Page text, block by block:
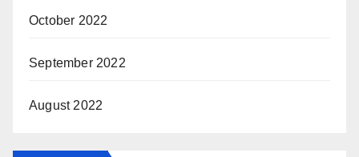
October 2022
September 2022
August 2022